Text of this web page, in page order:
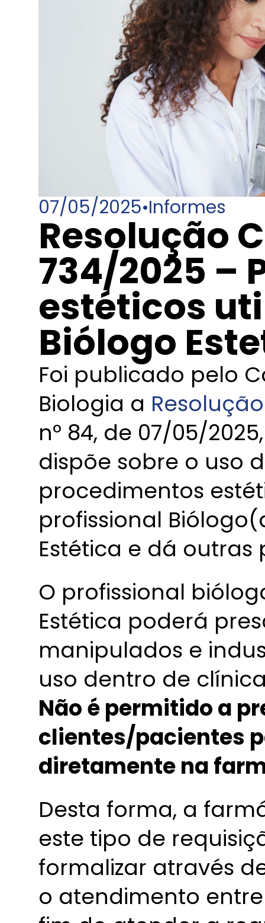
07/05/2025•Informes
Resolução
734/2025 –
estéticos
Biólogo
Foi publicado pelo
Biologia a
nº 84, de 07/05/
dispõe sobre o uso
procedimentos
profissional
Estética e dá
O profissional
Estética poderá
manipulados e
uso dentro de
Não é permitido a
clientes/pacientes
diretamente na
Desta forma, a
este tipo de
formalizar através
o atendimento